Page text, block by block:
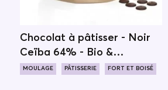
Chocolat à pâtisser - Noir
Ceïba 64% - Bio &
Equitable - 1kg
MOULAGE PÂTISSERIE FORT ET BOISÉ